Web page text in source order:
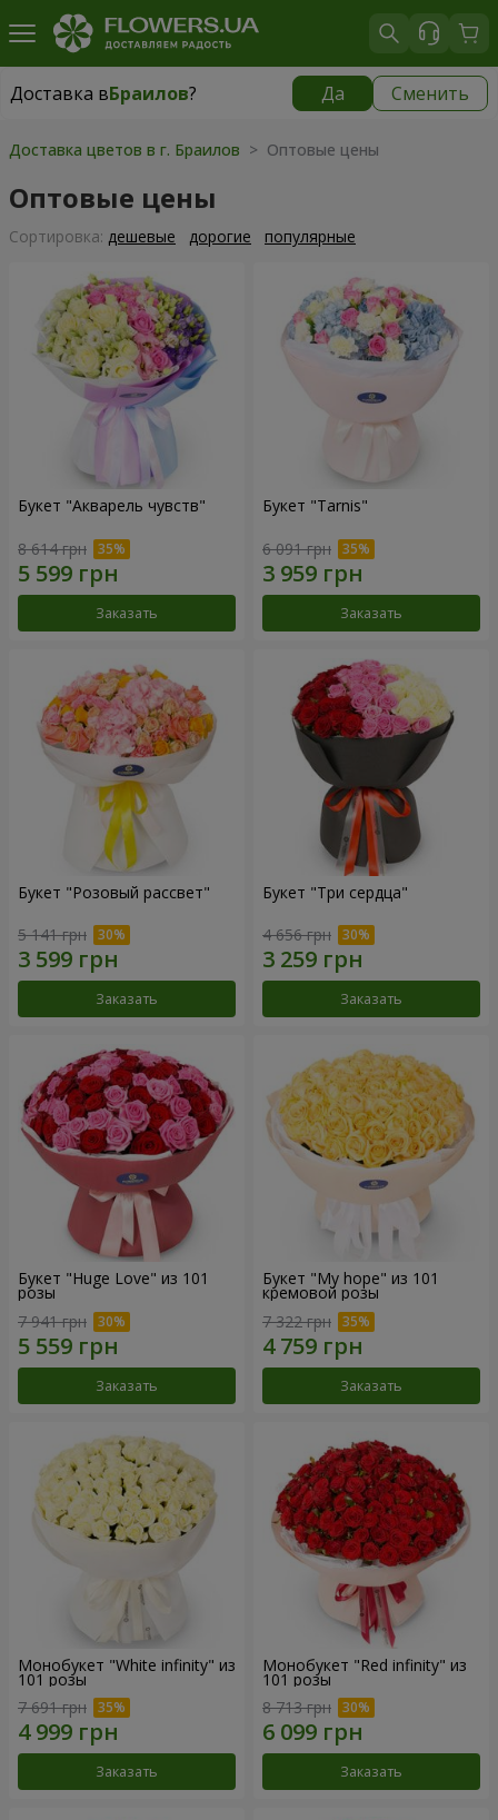
Доставка вБраилов? Да Сменить
Доставка вБраилов|
Доставка цветов в г. Браилов > Оптовые цены
Оптовые цены
Cортировка: дешевые дорогие популярные
Букет "Акварель чувств"
8 614 грн
Заказать
Букет "Tarnis"
6 091 грн
Заказать
Букет "Розовый рассвет"
5 141 грн
Заказать
Букет "Три сердца"
4 656 грн
Заказать
Букет "Huge Love" из 101
розы
7 941 грн
Заказать
Букет "My hope" из 101
кремовой розы
7 322 грн
Заказать
Монобукет "White infinity" из
101 розы
7 691 грн
Заказать
Монобукет "Red infinity" из
101 розы
8 713 грн
Заказать